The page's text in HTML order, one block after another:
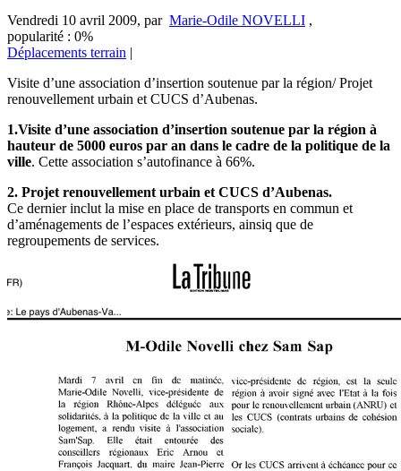
Vendredi 10 avril 2009, par Marie-Odile NOVELLI ,
popularité : 0%
Déplacements terrain |
Visite d’une association d’insertion soutenue par la région/ Projet
renouvellement urbain et CUCS d’Aubenas.
1.Visite d’une association d’insertion soutenue par la région à
hauteur de 5000 euros par an dans le cadre de la politique de la
ville. Cette association s’autofinance à 66%.
2. Projet renouvellement urbain et CUCS d’Aubenas.
Ce dernier inclut la mise en place de transports en commun et
d’aménagements de l’espaces extérieurs, ainsiq que de
regroupements de services.